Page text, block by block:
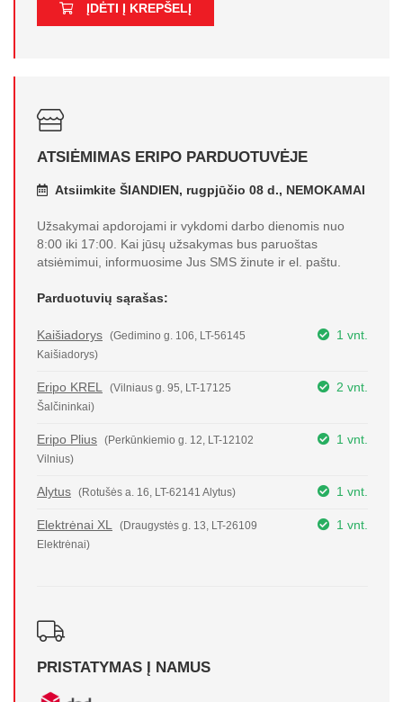
ĮDĖTI Į KREPŠELĮ
ATSIĖMIMAS ERIPO PARDUOTUVĖJE
Atsiimkite ŠIANDIEN, rugpjūčio 08 d., NEMOKAMAI
Užsakymai apdorojami ir vykdomi darbo dienomis nuo
8:00 iki 17:00. Kai jūsų užsakymas bus paruoštas
atsiėmimui, informuosime Jus SMS žinute ir el. paštu.
Parduotuvių sąrašas:
Kaišiadorys
(Gedimino g. 106, LT-56145
Kaišiadorys)
1 vnt.
Eripo KREL
(Vilniaus g. 95, LT-17125
Šalčininkai)
2 vnt.
Eripo Plius
(Perkūnkiemio g. 12, LT-12102
Vilnius)
1 vnt.
Alytus (Rotušės a. 16, LT-62141 Alytus) 1 vnt.
Elektrėnai XL
(Draugystės g. 13, LT-26109
Elektrėnai)
1 vnt.
PRISTATYMAS Į NAMUS